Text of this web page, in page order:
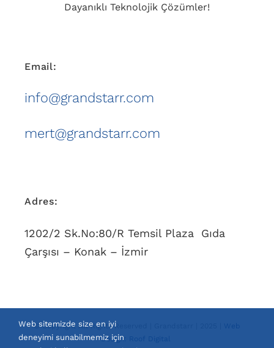
Dayanıklı Teknolojik Çözümler!
Email:
info@grandstarr.com
mert@grandstarr.com
Adres:
1202/2 Sk.No:80/R Temsil Plaza Gıda
Çarşısı – Konak – İzmir
© Copyright All Rights Reserved | Grandstarr | 2025 |
Web
Design: Roof Digital
Web sitemizde size en iyi
deneyimi sunabilmemiz için